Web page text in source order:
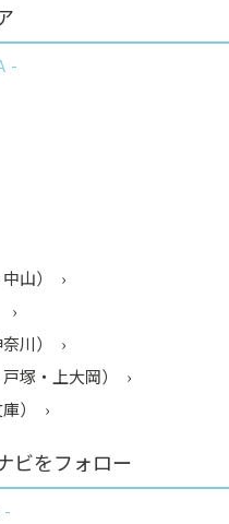
山）
川）
塚・上大岡）
）
ビをフォロー